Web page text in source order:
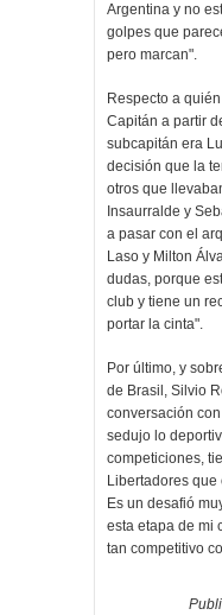
Argentina y no
golpes que
pero marcan".
Respecto a
Capitán a partir
subcapitán era
decisión que la
otros que
Insaurralde y
a pasar con el
Laso y Milton
dudas, porque
club y tiene un
portar la cinta".
Por último, y
de Brasil, Silvio
conversación
sedujo lo
competiciones,
Libertadores
Es un desafió
esta etapa de mi
tan competitivo